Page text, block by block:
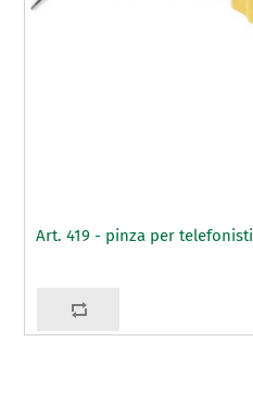
Art. 419 - pinza per telefonisti